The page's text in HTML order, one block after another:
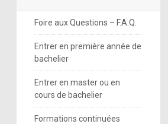
Foire aux Questions – F.A.Q.
Entrer en première année de
bachelier
Entrer en master ou en
cours de bachelier
Formations continuées